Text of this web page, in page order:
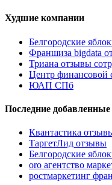
Худшие компании
Белгородские
Франшиза bigdata
Триана отзывы
Центр финансовой
ЮАП СПб
Последние добавленные
Квантастика
ТаргетЛид отзывы
Белгородские
oro агентство
ростмаркетинг